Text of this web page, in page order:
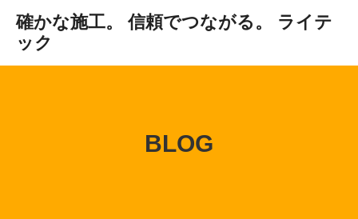
確かな施工。 信頼でつながる。 ライテ
ック
BLOG